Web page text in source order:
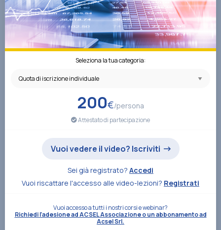
Quesiti
La Società
Contatti
Seleziona la tua categoria:
200€/persona
Attestato di partecipazione
Vuoi vedere il video? Iscriviti
Sei già registrato? Accedi
Vuoi riscattare l'accesso alle video-lezioni? Registrati
Vuoi accesso a tutti i nostri corsi e webinar?
Richiedi l'adesione ad ACSEL Associazione o un abbonamento ad
Acsel Srl.